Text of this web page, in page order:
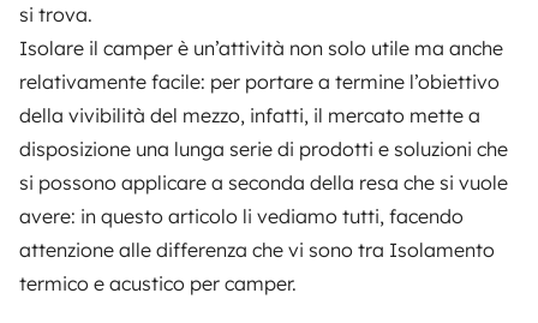
si trova.
Isolare il camper è un’attività non solo utile ma anche
relativamente facile: per portare a termine l’obiettivo
della vivibilità del mezzo, infatti, il mercato mette a
disposizione una lunga serie di prodotti e soluzioni che
si possono applicare a seconda della resa che si vuole
avere: in questo articolo li vediamo tutti, facendo
attenzione alle differenza che vi sono tra Isolamento
termico e acustico per camper.